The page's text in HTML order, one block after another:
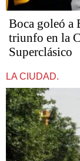
Boca goleó a
triunfo en la
Superclásico
LA CIUDAD.